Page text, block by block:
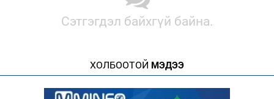
Сэтгэгдэл байхгүй байна.
ХОЛБООТОЙ МЭДЭЭ